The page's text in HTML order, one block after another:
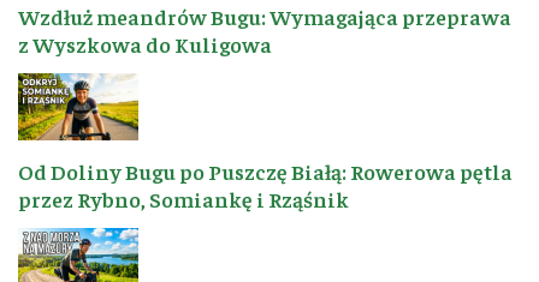
Wzdłuż meandrów Bugu: Wymagająca przeprawa
z Wyszkowa do Kuligowa
Od Doliny Bugu po Puszczę Białą: Rowerowa pętla
przez Rybno, Somiankę i Rząśnik